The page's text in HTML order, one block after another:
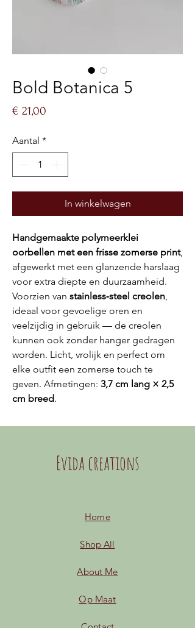
Bold Botanica 5
€ 21,00
Aantal *
In winkelwagen
Handgemaakte polymeerklei
oorbellen met een frisse zomerse print,
afgewerkt met een glanzende harslaag
voor extra diepte en duurzaamheid.
Voorzien van stainless‑steel creolen,
ideaal voor gevoelige oren en
veelzijdig in gebruik — de creolen
kunnen ook zonder hanger gedragen
worden. Licht, vrolijk en perfect om
elke outfit een zomerse touch te
geven. Afmetingen: 3,7 cm lang × 2,5
cm breed.
Evida creations
Home
Shop All
About Me
Op Maat